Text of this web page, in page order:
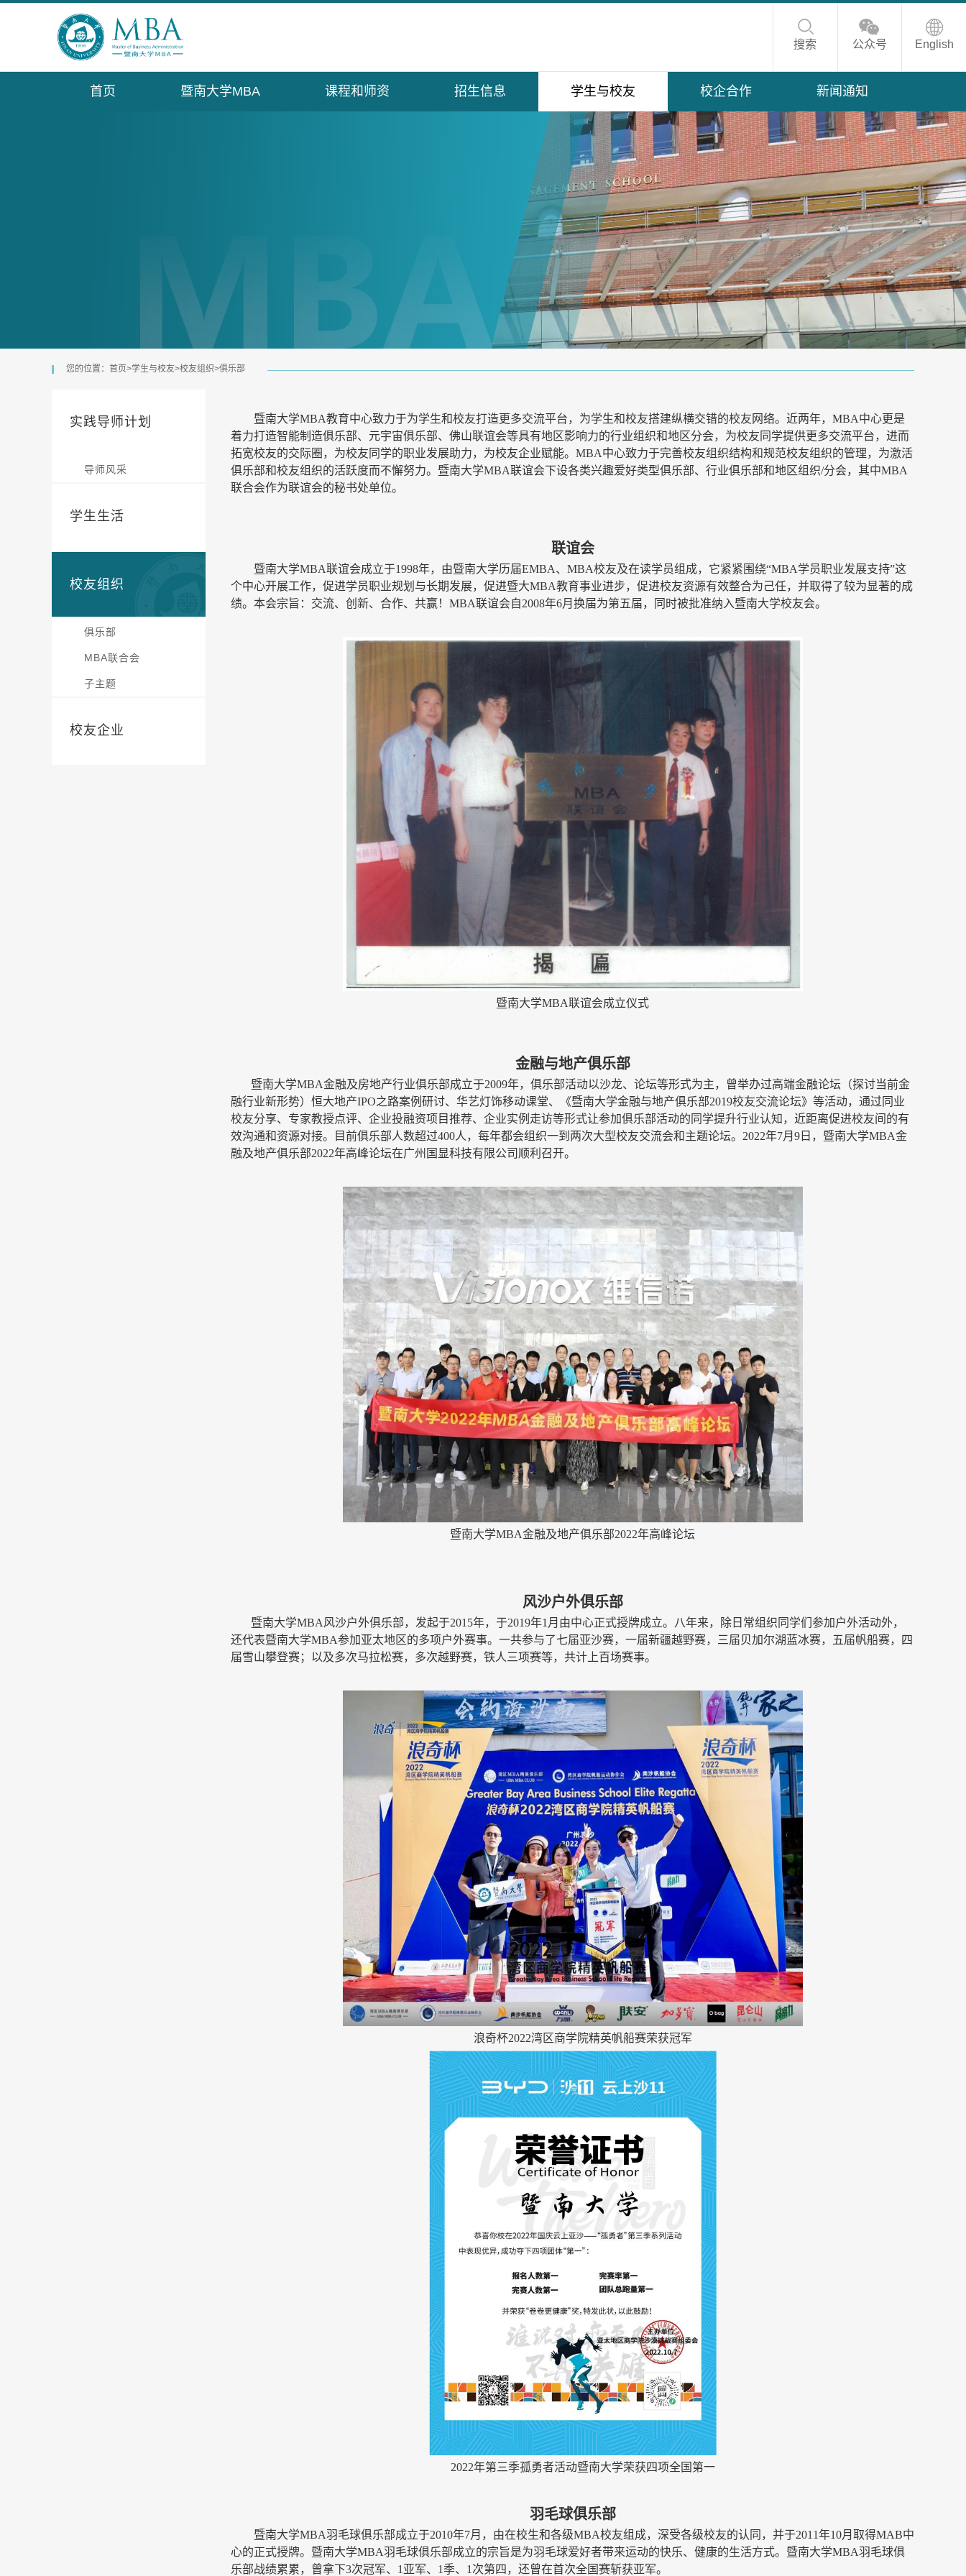
首页 暨南大学MBA 课程和师资 招生信息 学生与校友 校企合作 新闻通知
搜索 公众号 English
您的位置： 首页>学生与校友>校友组织>俱乐部
实践导师计划
导师风采
学生生活
校友组织
俱乐部
MBA联合会
子主题
校友企业
暨南大学MBA教育中心致力于为学生和校友打造更多交流平台，为学生和校友搭建纵横交错的校友网络。近两年，MBA中心更是
着力打造智能制造俱乐部、元宇宙俱乐部、佛山联谊会等具有地区影响力的行业组织和地区分会，为校友同学提供更多交流平台，进而
拓宽校友的交际圈，为校友同学的职业发展助力，为校友企业赋能。MBA中心致力于完善校友组织结构和规范校友组织的管理，为激活
俱乐部和校友组织的活跃度而不懈努力。暨南大学MBA联谊会下设各类兴趣爱好类型俱乐部、行业俱乐部和地区组织/分会，其中MBA
联合会作为联谊会的秘书处单位。
联谊会
暨南大学MBA联谊会成立于1998年，由暨南大学历届EMBA、MBA校友及在读学员组成， 它紧紧围绕“MBA学员职业发展支持”这
个中心开展工作，促进学员职业规划与长期发展，促进暨大MBA教育事业进步，促进校友资源有效整合为己任，并取得了较为显著的成
绩。本会宗旨：交流、创新、合作、共赢！MBA联谊会自2008年6月换届为第五届，同时被批准纳入暨南大学校友会。
暨南大学MBA联谊会成立仪式
金融与地产俱乐部
暨南大学MBA金融及房地产行业俱乐部成立于2009年，俱乐部活动以沙龙、论坛等形式为主，曾举办过高端金融论坛（探讨当前金
融行业新形势）恒大地产IPO之路案例研讨、华艺灯饰移动课堂、《暨南大学金融与地产俱乐部2019校友交流论坛》等活动，通过同业
校友分享、专家教授点评、企业投融资项目推荐、企业实例走访等形式让参加俱乐部活动的同学提升行业认知，近距离促进校友间的有
效沟通和资源对接。目前俱乐部人数超过400人，每年都会组织一到 两次大型校友交流会和主题论坛。 2022年7月9日， 暨南大学MBA金
融及地产俱乐部2022年高峰论坛在广州国显科技有限公司 顺利召开。
暨南大学MBA金融及地产俱乐部2022年高峰论坛
风沙户外俱乐部
暨南大学MBA风沙户外俱乐部，发起于2015年，于2019年1月由中心正式授牌成立。 八年来，除日常组织同学们参加户外活动外，
还代表暨南大学MBA参加亚太地区的多项户外赛事。一共参与了七届亚沙赛，一届新疆越野赛， 三届贝加尔湖蓝冰赛， 五届帆船赛，
四
届雪山攀登赛；以及多次马拉松赛，多次越野赛，铁人三项赛等，共计 上百场赛事。
浪奇杯2022湾区商学院精英帆船赛荣获冠军
2022年第三季孤勇者活动暨南大学荣获四项全国第一
羽毛球俱乐部
暨南大学MBA羽毛球俱乐部成立于2010年7月，由在校生和各级MBA校友组成，深受各级校友的认同，并于2011年10月取得MAB中
心的正式授牌。暨南大学MBA羽毛球俱乐部成立的宗旨是为羽毛球爱好者带来运动的快乐、健康的生活方式。暨南大学MBA羽毛球俱
乐部战绩累累，曾拿下3次冠军、1亚军、1季、1次第四，还曾在首次全国赛斩获亚军。